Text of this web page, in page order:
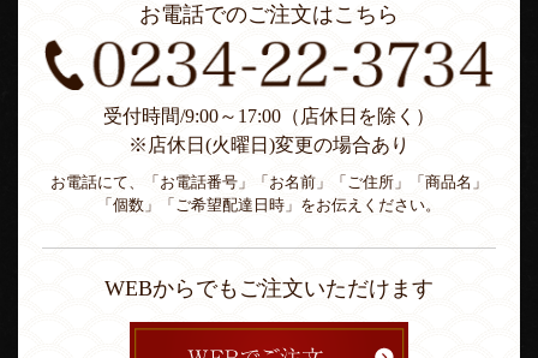
お電話でのご注文はこちら
受付時間/9:00～17:00（店休日を除く）
※店休日(火曜日)変更の場合あり
お電話にて、「お電話番号」「お名前」「ご住所」「商品名」
「個数」「ご希望配達日時」をお伝えください。
WEBからでもご注文いただけます